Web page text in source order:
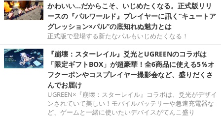
かわいい…だからこそ、いじめたくなる。正式版リリ
ースの『パルワールド』プレイヤーに訊く“キュートア
グレッション×パル”の底知れぬ魅力とは
正式版で登場する新たなパルもいじめたくなる！
『崩壊：スターレイル』爻光とUGREENのコラボは
「限定ギフトBOX」が超豪華！全6商品に使える5％オ
フクーポンやコスプレイヤー撮影会など、盛りだくさ
んでお届け
UGREEN×『崩壊：スターレイル』コラボは、爻光がデザイ
ンされていて美しい！モバイルバッテリーや急速充電器な
ど、ゲームと一緒に使いたいデバイスがてんこ盛り